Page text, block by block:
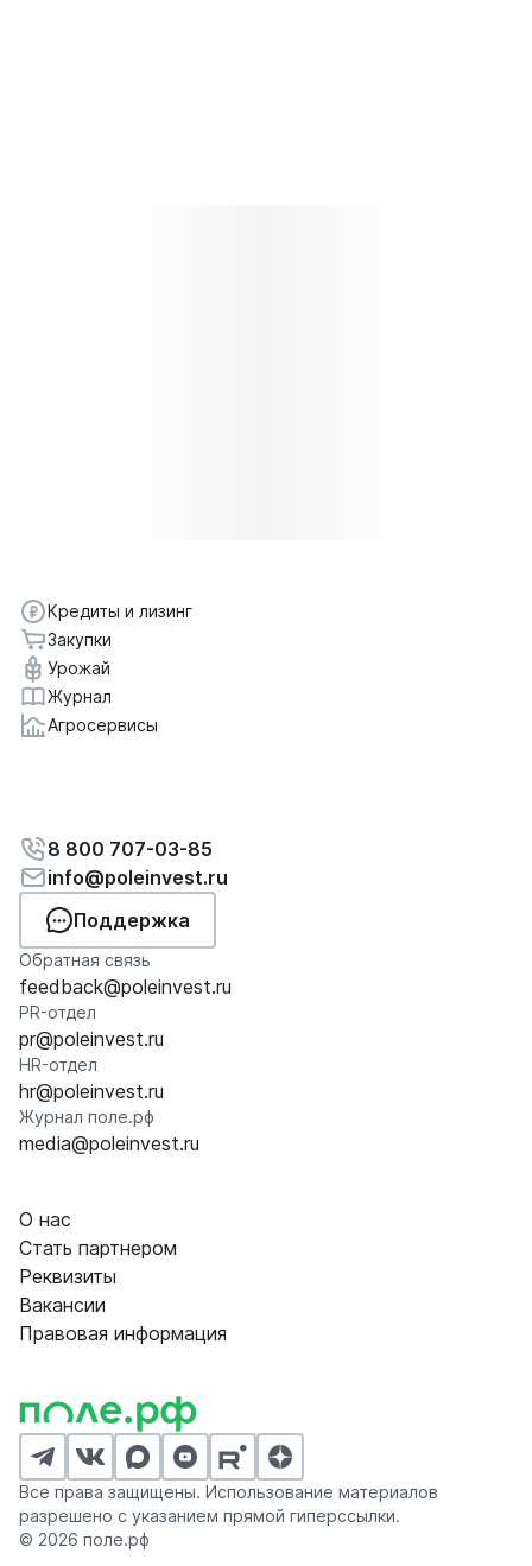
Кредиты и лизинг
Закупки
Урожай
Журнал
Агросервисы
8 800 707-03-85
info@poleinvest.ru
Поддержка
Обратная связь
feedback@poleinvest.ru
PR-отдел
pr@poleinvest.ru
HR-отдел
hr@poleinvest.ru
Журнал поле.рф
media@poleinvest.ru
О нас
Стать партнером
Реквизиты
Вакансии
Правовая информация
Все права защищены. Использование материалов
разрешено с указанием прямой гиперссылки.
© 2026 поле.рф